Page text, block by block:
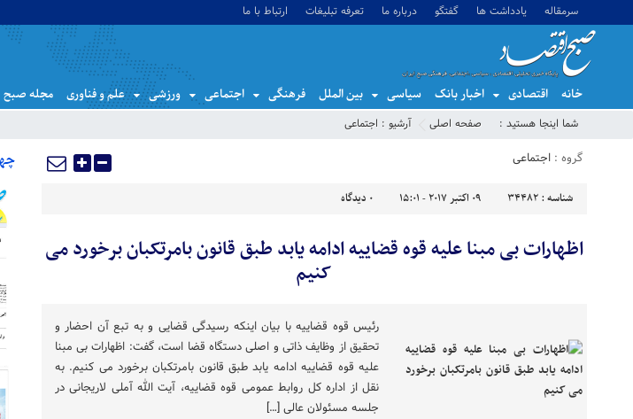
سرمقاله یادداشت ها گفتگو درباره ما تعرفه تبلیغات ارتباط با ما
خانه اقتصادی اخبار بانک سیاسی بین الملل فرهنگی اجتماعی ورزشی علم و فناوری مجله صبح
شما اینجا هستید : صفحه اصلی آرشیو : اجتماعی
گروه : اجتماعی
شناسه : 34482 09 اکتبر 2017 - 15:01 0 دیدگاه
اظهارات بی مبنا علیه قوه قضاییه ادامه یابد طبق قانون بامرتکبان برخورد می
کنیم
رئیس قوه قضاییه با بیان اینکه رسیدگی قضایی و به تبع آن احضار و
تحقیق از وظایف ذاتی و اصلی دستگاه قضا است، گفت: اظهارات بی مبنا
علیه قوه قضاییه ادامه یابد طبق قانون بامرتکبان برخورد می کنیم. به
نقل از اداره کل روابط عمومی قوه قضاییه، آیت الله آملی لاریجانی در
جلسه مسئولان عالی […]